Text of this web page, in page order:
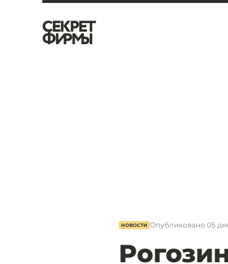
НОВОСТИ Опубликовано 05